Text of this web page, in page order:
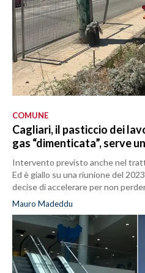
COMUNE
Cagliari, il pasticcio dei
gas “dimenticata”, serve
Intervento previsto anche nel
Ed è giallo su una riunione del
decise di accelerare per non
Mauro Madeddu